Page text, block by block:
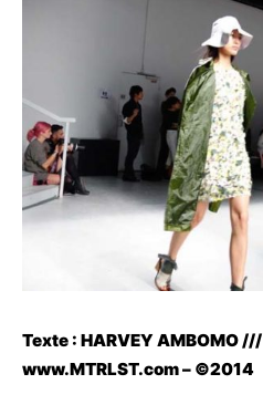
Texte : HARVEY AMBOMO ///
www.MTRLST.com– ©2014